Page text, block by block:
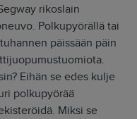
rikoslain
Polkupyörällä tai
päissään päin
Eihän se edes kulje
polkupyörää
Miksi se